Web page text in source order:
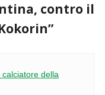
contro il
della